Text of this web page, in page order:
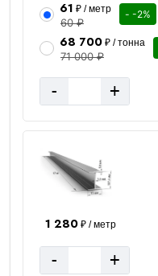
61 ₽ / метр
60 ₽
- -2%
68 700₽ / тонна
71 000 ₽
- +
1 280₽ / метр
- +